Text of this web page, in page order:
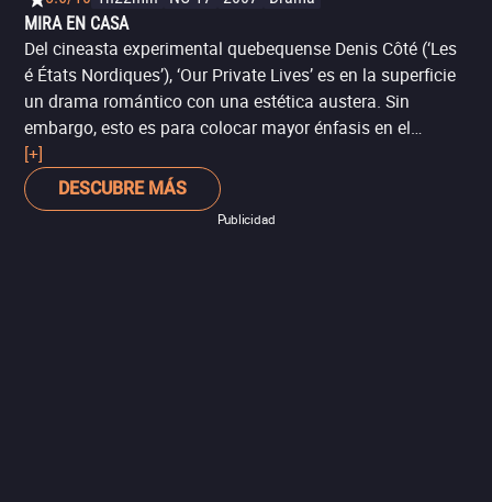
MIRA EN CASA
Del cineasta experimental quebequense Denis Côté (‘Les
é États Nordiques’), ‘Our Private Lives’ es en la superficie
un drama romántico con una estética austera. Sin
embargo, esto es para colocar mayor énfasis en el
desarrollo de los personajes y su intimidad, cuyas
diferencias acaban por romper con la idealización para
sacar a flote siniestros secretos. Esta película
[+]
DESCUBRE MÁS
Publicidad